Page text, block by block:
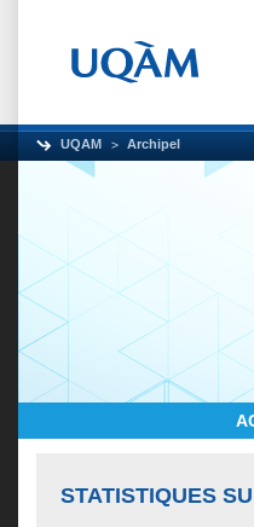
UQAM Archipel
STATISTIQUES